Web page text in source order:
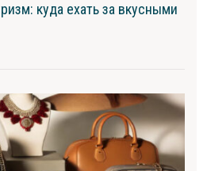
куда ехать за вкусными